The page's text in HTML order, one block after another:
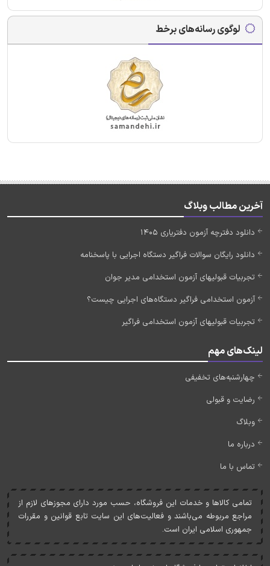
لوگوی رسانه‌های برخط
آخرین مطالب وبلاگ
دانلود دفترچه آزمون دفتریاری 1405
دانلود رایگان سوالات فراگیر دستگاه اجرایی با پاسخنامه
تجربیات قبولیهای آزمون استخدامی مدیر جوان
آزمون استخدامی فراگیر دستگاه‌های اجرایی چیست؟
تجربیات قبولیهای آزمون استخدامی فراگیر
لینک‌های مهم
چهارشنبه‌های تخفیفی
رضایت و قبولی
وبلاگ
درباره ما
تماس با ما
تمامی کالاها و خدمات اين فروشگاه، حسب مورد دارای مجوزهای لازم از
مراجع مربوطه می‌باشند و فعاليت‌های اين سايت تابع قوانين و مقررات
جمهوری اسلامی ايران است.